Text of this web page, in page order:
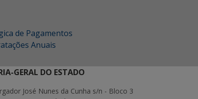
de Pagamentos
Anuais
GERAL DO ESTADO
José Nunes da Cunha s/n - Bloco 3